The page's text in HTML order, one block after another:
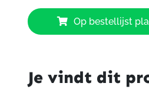
Daytona
Evo
Rider
Op bestellijst
Je vindt dit